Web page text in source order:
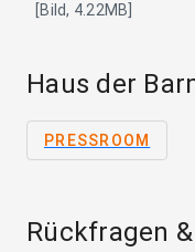
[Bild, 4.22MB]
Haus der
PRESSROOM
Rückfragen